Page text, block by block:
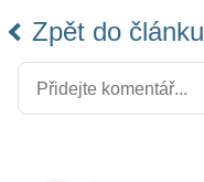
Zpět do článku